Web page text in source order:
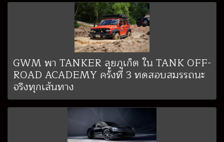
GWM พา TANKER ลุยภูเก็ต ใน TANK OFF-
ROAD ACADEMY ครั้งที่ 3 ทดสอบสมรรถนะ
จริงทุกเส้นทาง